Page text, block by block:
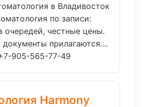
в Владивосток
по записи:
очередей, честные цены.
документы прилагаются....
905-565-77-49
Harmony